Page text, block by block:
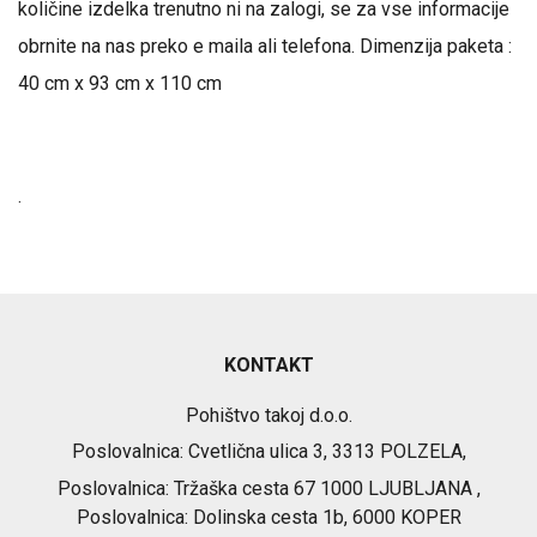
količine izdelka trenutno ni na zalogi, se za vse informacije
obrnite na nas preko e maila ali telefona. Dimenzija paketa :
40 cm x 93 cm x 110 cm
.
KONTAKT
Pohištvo takoj d.o.o.
Poslovalnica: Cvetlična ulica 3, 3313 POLZELA,
Poslovalnica: Tržaška cesta 67 1000 LJUBLJANA ,
Poslovalnica: Dolinska cesta 1b, 6000 KOPER